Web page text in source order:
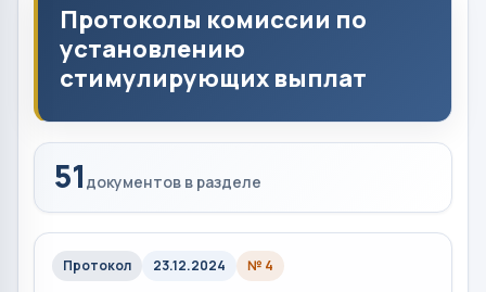
Протоколы комиссии по
установлению
стимулирующих выплат
51 документов в разделе
Протокол 23.12.2024 № 4